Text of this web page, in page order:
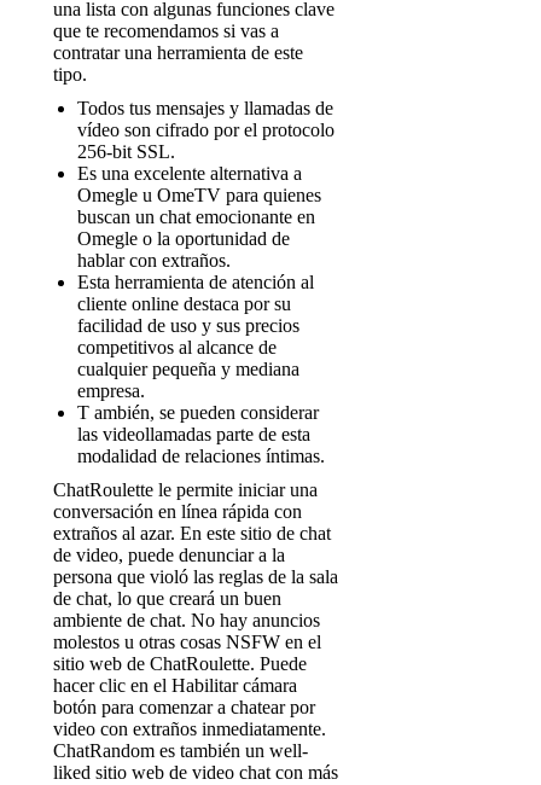
una lista con algunas funciones clave
que te recomendamos si vas a
contratar una herramienta de este
tipo.
Todos tus mensajes y llamadas de
vídeo son cifrado por el protocolo
256-bit SSL.
Es una excelente alternativa a
Omegle u OmeTV para quienes
buscan un chat emocionante en
Omegle o la oportunidad de
hablar con extraños.
Esta herramienta de atención al
cliente online destaca por su
facilidad de uso y sus precios
competitivos al alcance de
cualquier pequeña y mediana
empresa.
T ambién, se pueden considerar
las videollamadas parte de esta
modalidad de relaciones íntimas.
ChatRoulette le permite iniciar una
conversación en línea rápida con
extraños al azar. En este sitio de chat
de video, puede denunciar a la
persona que violó las reglas de la sala
de chat, lo que creará un buen
ambiente de chat. No hay anuncios
molestos u otras cosas NSFW en el
sitio web de ChatRoulette. Puede
hacer clic en el Habilitar cámara
botón para comenzar a chatear por
video con extraños inmediatamente.
ChatRandom es también un well-
liked sitio web de video chat con más